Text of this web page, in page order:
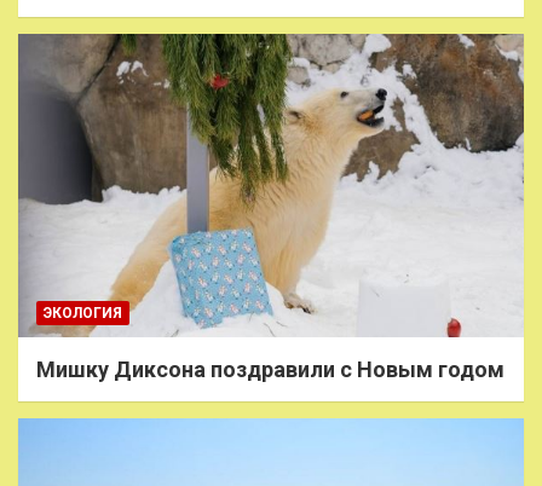
ЭКОЛОГИЯ
Мишку Диксона поздравили с Новым годом